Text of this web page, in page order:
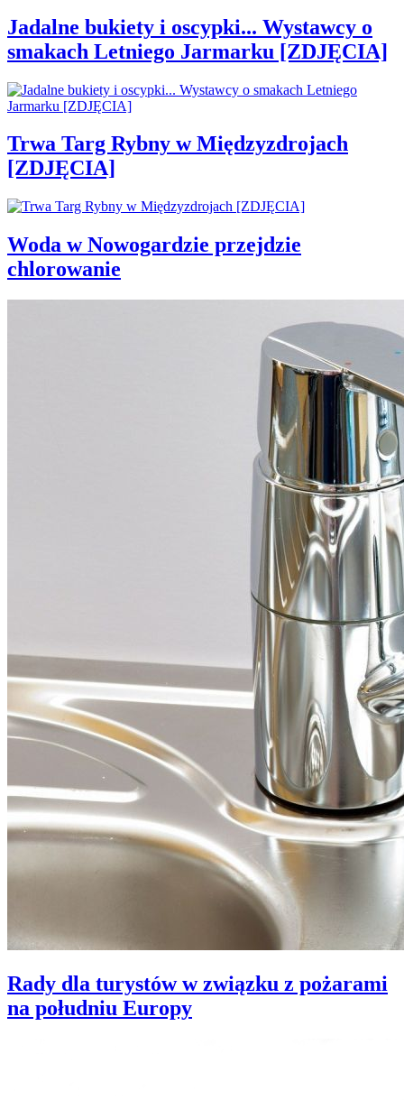
Jadalne bukiety i oscypki... Wystawcy o
smakach Letniego Jarmarku [ZDJĘCIA]
Trwa Targ Rybny w Międzyzdrojach
[ZDJĘCIA]
Woda w Nowogardzie przejdzie
chlorowanie
Rady dla turystów w związku z pożarami
na południu Europy